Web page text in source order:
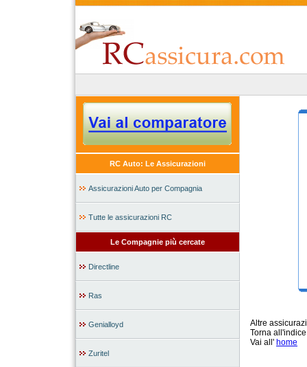
RC Auto: Le Assicurazioni
Assicurazioni Auto per Compagnia
Tutte le assicurazioni RC
Le Compagnie più cercate
Directline
Ras
Genialloyd
Zuritel
Altre
Torna
Vai all' home